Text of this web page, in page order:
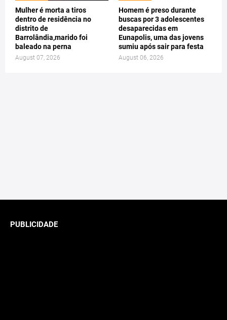
Mulher é morta a tiros
dentro de residência no
distrito de
Barrolândia,marido foi
baleado na perna
August 07, 2026
Homem é preso durante
buscas por 3 adolescentes
desaparecidas em
Eunapolis, uma das jovens
sumiu após sair para festa
August 06, 2026
PUBLICIDADE